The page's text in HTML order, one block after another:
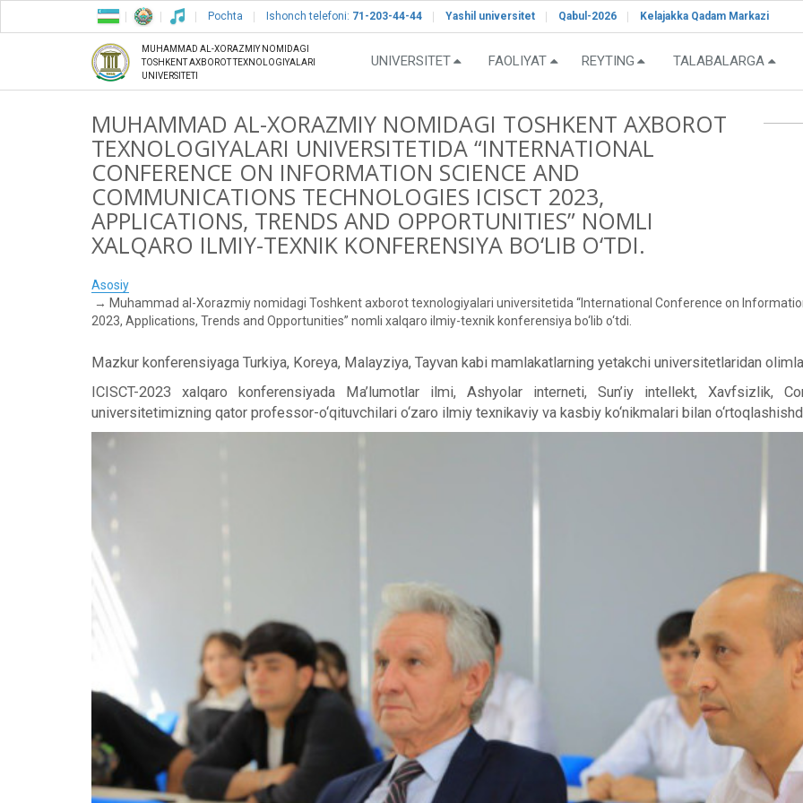
Pochta Ishonch telefoni: 71-203-44-44 Yashil universitet Qabul-2026 Kelajakka Qadam Markazi
MUHAMMAD AL-XORAZMIY NOMIDAGI
TOSHKENT AXBOROT TEXNOLOGIYALARI
UNIVERSITETI
UNIVERSITET FAOLIYAT REYTING TALABALARGA
MUHAMMAD AL-XORAZMIY NOMIDAGI TOSHKENT AXBOROT
TEXNOLOGIYALARI UNIVERSITETIDA “INTERNATIONAL
CONFERENCE ON INFORMATION SCIENCE AND
COMMUNICATIONS TECHNOLOGIES ICISCT 2023,
APPLICATIONS, TRENDS AND OPPORTUNITIES” NOMLI
XALQARO ILMIY-TEXNIK KONFERENSIYA BO‘LIB O‘TDI.
Asosiy
Muhammad al-Xorazmiy nomidagi Toshkent axborot texnologiyalari universitetida “International Conference on
2023, Applications, Trends and Opportunities” nomli xalqaro ilmiy-texnik konferensiya bo‘lib o‘tdi.
Mazkur konferensiyaga Turkiya, Koreya, Malayziya, Tayvan kabi mamlakatlarning yetakchi universitetlaridan
ICISCT-2023 xalqaro konferensiyada Ma’lumotlar ilmi, Ashyolar interneti, Sun’iy intellekt, Xavfsizlik,
universitetimizning qator professor-o‘qituvchilari o‘zaro ilmiy texnikaviy va kasbiy ko‘nikmalari bilan